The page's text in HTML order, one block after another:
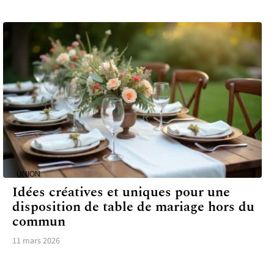
UNION
Idées créatives et uniques pour une
disposition de table de mariage hors du
commun
11 mars 2026